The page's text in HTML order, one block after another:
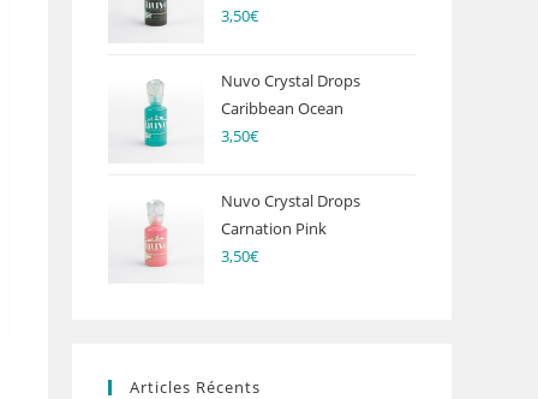
3,50€
Nuvo Crystal Drops
Caribbean Ocean
3,50€
Nuvo Crystal Drops
Carnation Pink
3,50€
Articles Récents